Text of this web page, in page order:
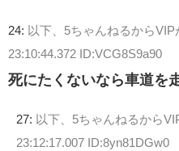
24: 以下、5ちゃんねるから
23:10:44.372 ID:VCG8S9a90
死にたくないなら車道を
27: 以下、5ちゃんねるから
23:12:17.007 ID:8yn81DGw0